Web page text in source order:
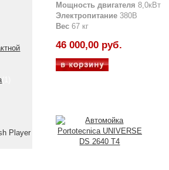
(1)
Player
Мощность двигателя 8,0кВт
Электропитание 380В
Вес 67 кг
46 000,00 руб.